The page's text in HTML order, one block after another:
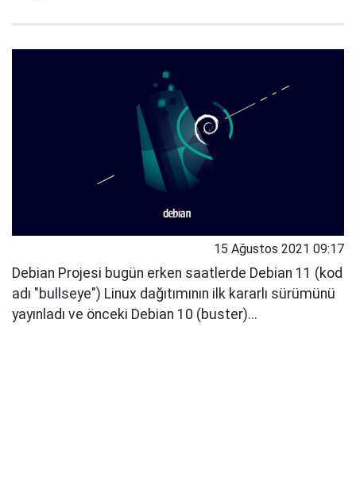
15 Ağustos 2021 09:17
Debian Projesi bugün erken saatlerde Debian 11 (kod
adı "bullseye") Linux dağıtımının ilk kararlı sürümünü
yayınladı ve önceki Debian 10 (buster)...